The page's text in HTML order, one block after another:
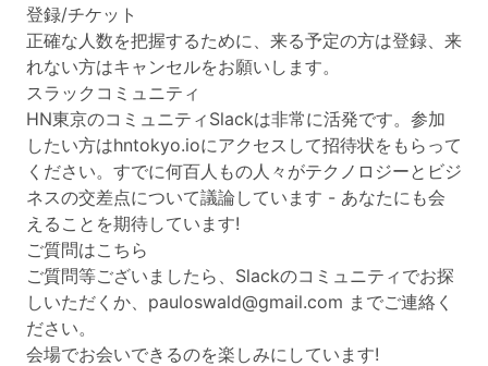
登録/チケット
正確な人数を把握するために、来る予定の方は登録、来
れない方はキャンセルをお願いします。
スラックコミュニティ
HN東京のコミュニティSlackは非常に活発です。参加
したい方はhntokyo.ioにアクセスして招待状をもらって
ください。すでに何百人もの人々がテクノロジーとビジ
ネスの交差点について議論しています - あなたにも会
えることを期待しています!
ご質問はこちら
ご質問等ございましたら、Slackのコミュニティでお探
しいただくか、pauloswald@gmail.com までご連絡く
ださい。
会場でお会いできるのを楽しみにしています!